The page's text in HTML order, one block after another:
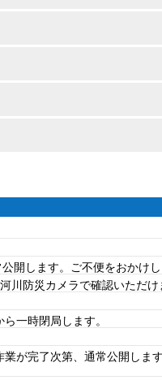
します。ご不便をおかけ
川防災カメラで確認いただけ
一時閉局します。
が完了次第、通常公開しま